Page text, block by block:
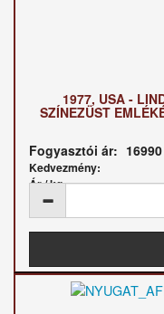
1977, USA -
SZÍNEZÜST
Fogyasztói ár:
Kedvezmény:
Ár / kg: